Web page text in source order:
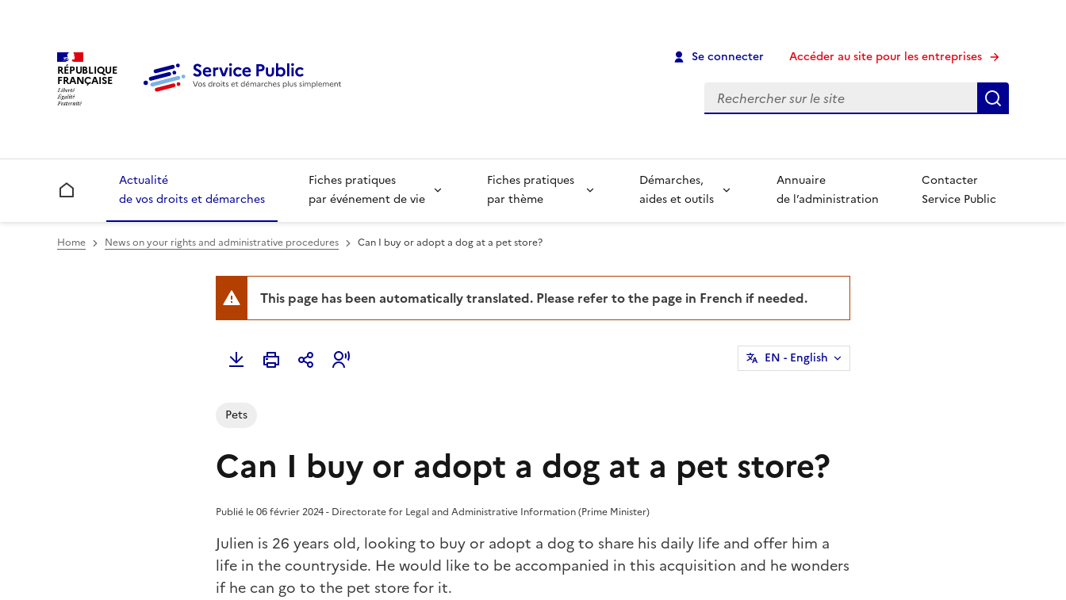
RÉPUBLIQUE
FRANÇAISE
Se connecter Accéder au site pour les entreprises
Recherche
Accueil
Actualité
de vos droits et démarches
Fiches pratiques
par événement de vie
Fiches pratiques
par thème
Démarches,
aides et outils
Annuaire
de l’administration
Contacter
Service Public
Home News on your rights and administrative procedures Can I buy or adopt a dog at a pet store?
This page has been automatically translated. Please refer to the page in French if needed.
EN - English
Pets
Can I buy or adopt a dog at a pet store?
Publié le 06 février 2024 - Directorate for Legal and Administrative Information (Prime Minister)
Julien is 26 years old, looking to buy or adopt a dog to share his daily life and offer him a
life in the countryside. He would like to be accompanied in this acquisition and he wonders
if he can go to the pet store for it.